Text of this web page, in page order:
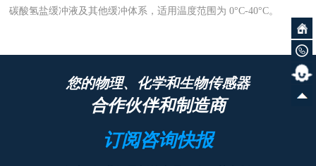
碳酸氢盐缓冲液及其他缓冲体系，适用温度范围为 0°C-40°C。
您的物理、化学和生物传感器
合作伙伴和制造商
订阅咨询快报